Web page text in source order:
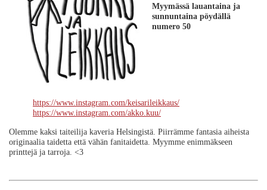
Myymässä lauantaina ja
sunnuntaina pöydällä
numero 50
https://www.instagram.com/keisarileikkaus/
https://www.instagram.com/akko.kuu/
Olemme kaksi taiteilija kaveria Helsingistä. Piirrämme fantasia aiheista
originaalia taidetta että vähän fanitaidetta. Myymme enimmäkseen
printtejä ja tarroja. <3